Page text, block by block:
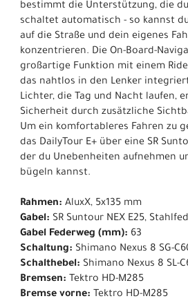
bestimmt die Unterstützung, die
schaltet automatisch - so kannst
auf die Straße und dein eigenes
konzentrieren. Die On-Board-
großartige Funktion mit einem
das nahtlos in den Lenker
Lichter, die Tag und Nacht laufen,
Sicherheit durch zusätzliche
Um ein komfortableres Fahren zu
das DailyTour E+ über eine SR
der du Unebenheiten aufnehmen
bügeln kannst.
Rahmen: AluxX, 5x135 mm
Gabel: SR Suntour NEX E25,
Gabel Federweg (mm): 63
Schaltung: Shimano Nexus 8 SG-
Schalthebel: Shimano Nexus 8 SL-
Bremsen: Tektro HD-M285
Bremse vorne: Tektro HD-M285